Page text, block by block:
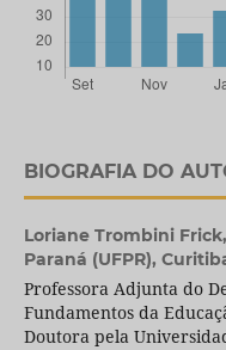
BIOGRAFIA DO
Loriane Trombini Frick,
Paraná (UFPR),
Professora Adjunta do
Fundamentos da
Doutora pela